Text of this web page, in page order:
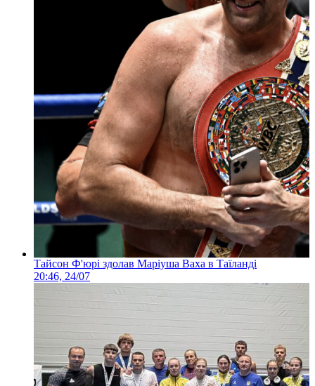
Тайсон Ф'юрі здолав Маріуша Ваха в Таїланді
20:46, 24/07